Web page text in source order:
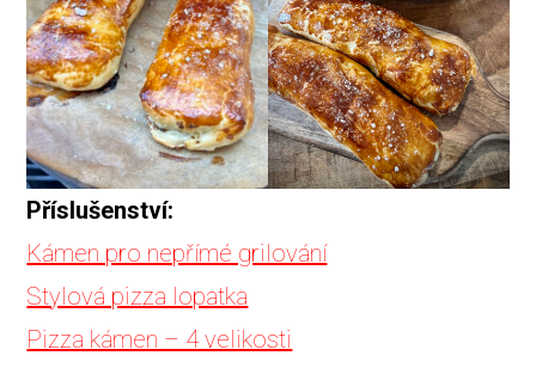
Příslušenství:
Kámen pro nepřímé grilování
Stylová pizza lopatka
Pizza kámen – 4 velikosti